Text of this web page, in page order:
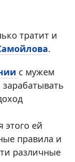
тратит и
.
с мужем
этого ей
правила и
различные